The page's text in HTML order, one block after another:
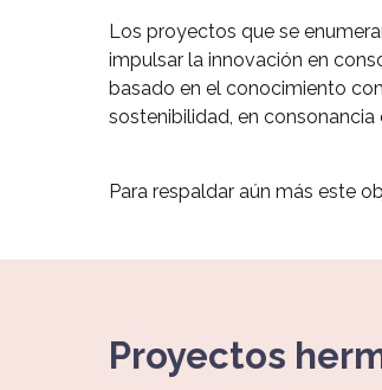
Los proyectos que se
impulsar la innovación en
basado en el conocimiento
sostenibilidad, en consonancia
Para respaldar aún más este
Proyectos